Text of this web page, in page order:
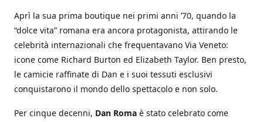
Aprì la sua prima boutique nei primi anni ’70, quando la
“dolce vita” romana era ancora protagonista, attirando le
celebrità internazionali che frequentavano Via Veneto:
icone come Richard Burton ed Elizabeth Taylor. Ben presto,
le camicie raffinate di Dan e i suoi tessuti esclusivi
conquistarono il mondo dello spettacolo e non solo.
Per cinque decenni, Dan Roma è stato celebrato come